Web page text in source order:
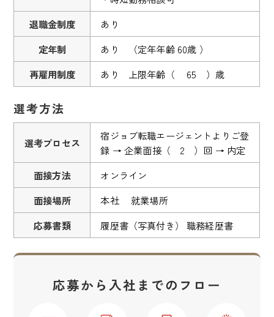
退職金制度
あり
定年制
あり （定年年齢 60歳 ）
再雇用制度
あり 上限年齢（ 65 ）歳
選考方法
選考プロセス
宿ジョブ転職エージェントよりご登
録 → 企業面接（ 2 ）回 → 内定
面接方法
オンライン
面接場所
本社 就業場所
応募書類
履歴書（写真付き） 職務経歴書
応募から入社までのフロー